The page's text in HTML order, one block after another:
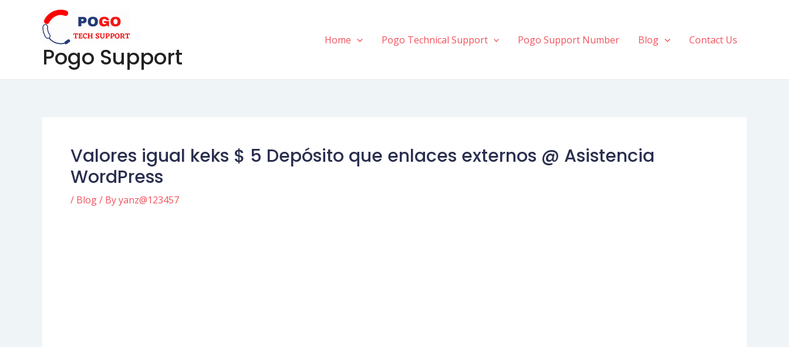
Pogo Support
Home Pogo Technical Support Pogo Support Number Blog Contact Us
Valores igual keks $ 5 Depósito que enlaces externos @ Asistencia
WordPress
/ Blog/ Byyanz@123457
Post
navigation